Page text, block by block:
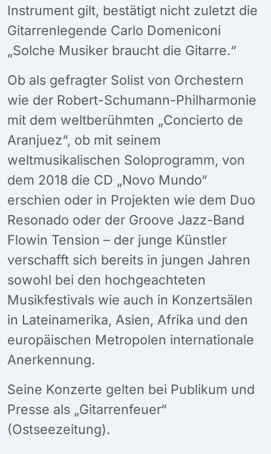
Instrument gilt, bestätigt nicht zuletzt die
Gitarrenlegende Carlo Domeniconi
„Solche Musiker braucht die Gitarre.“
Ob als gefragter Solist von Orchestern
wie der Robert-Schumann-Philharmonie
mit dem weltberühmten „Concierto de
Aranjuez“, ob mit seinem
weltmusikalischen Soloprogramm, von
dem 2018 die CD „Novo Mundo“
erschien oder in Projekten wie dem Duo
Resonado oder der Groove Jazz-Band
Flowin Tension – der junge Künstler
verschafft sich bereits in jungen Jahren
sowohl bei den hochgeachteten
Musikfestivals wie auch in Konzertsälen
in Lateinamerika, Asien, Afrika und den
europäischen Metropolen internationale
Anerkennung.
Seine Konzerte gelten bei Publikum und
Presse als „Gitarrenfeuer“
(Ostseezeitung).